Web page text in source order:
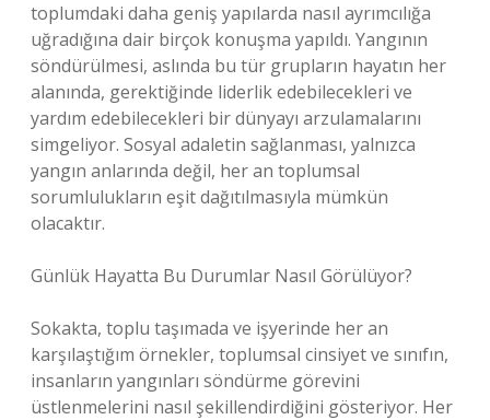
toplumdaki daha geniş yapılarda nasıl ayrımcılığa
uğradığına dair birçok konuşma yapıldı. Yangının
söndürülmesi, aslında bu tür grupların hayatın her
alanında, gerektiğinde liderlik edebilecekleri ve
yardım edebilecekleri bir dünyayı arzulamalarını
simgeliyor. Sosyal adaletin sağlanması, yalnızca
yangın anlarında değil, her an toplumsal
sorumlulukların eşit dağıtılmasıyla mümkün
olacaktır.
Günlük Hayatta Bu Durumlar Nasıl Görülüyor?
Sokakta, toplu taşımada ve işyerinde her an
karşılaştığım örnekler, toplumsal cinsiyet ve sınıfın,
insanların yangınları söndürme görevini
üstlenmelerini nasıl şekillendirdiğini gösteriyor. Her